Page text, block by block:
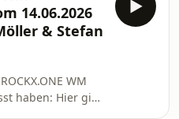
(Weltmeister
(Moderator,
Christoph
& Co-Founder
die SPORT1-
und Stefan
14.06.2026
& Stefan
WM
haben: Hier gibt